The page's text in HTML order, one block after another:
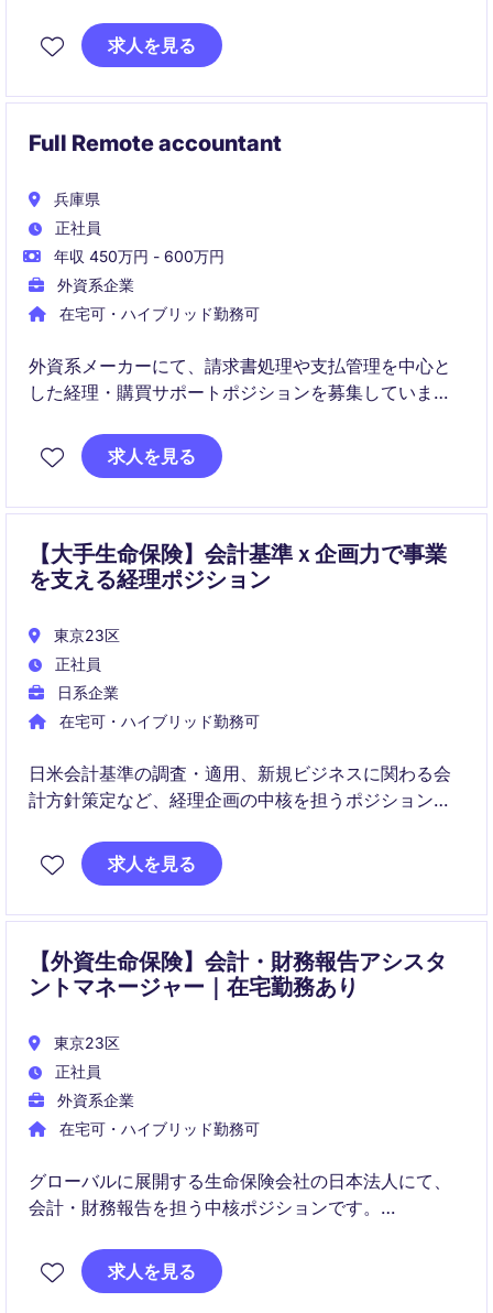
将来的には部門全体のマネジメントをお任せする想定
です。IPO準備やIFRS導入など、企業変革の中核に関わ
求人を見る
Full Remote accountant
兵庫県
正社員
年収 450万円 - 600万円
外資系企業
在宅可・ハイブリッド勤務可
外資系メーカーにて、請求書処理や支払管理を中心と
した経理・購買サポートポジションを募集していま
グローバル環境で働きたい方におすすめの求人です。
求人を見る
【大手生命保険】会計基準ｘ企画力で事業
を支える経理ポジション
東京23区
正社員
日系企業
在宅可・ハイブリッド勤務可
日米会計基準の調査・適用、新規ビジネスに関わる会
計方針策定など、経理企画の中核を担うポジションで
監査対応や内部統制、部内支援を通じて、経理機能全
求人を見る
【外資生命保険】会計・財務報告アシスタ
ントマネージャー｜在宅勤務あり
東京23区
正社員
外資系企業
在宅可・ハイブリッド勤務可
グローバルに展開する生命保険会社の日本法人にて、
会計・財務報告を担う中核ポジションです。
JGAAPおよびIFRSベースでの決算・レポーティングを
通じ、経営判断と規制対応を支えます。
求人を見る